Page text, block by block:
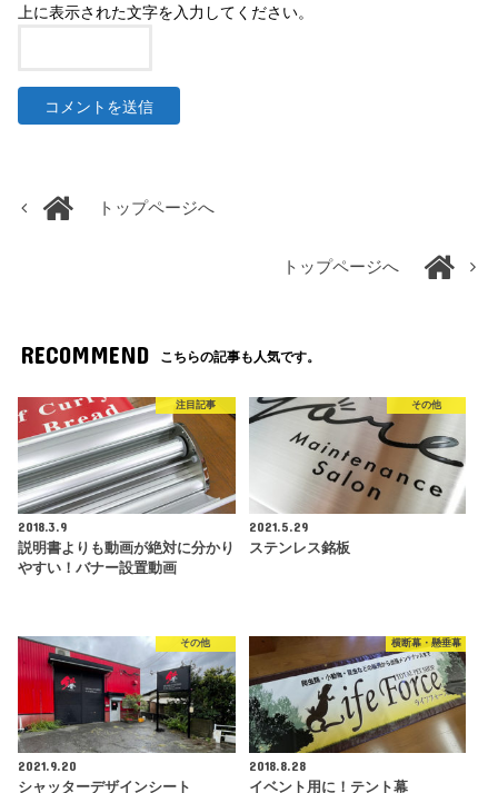
上に表示された文字を入力してください。
トップページへ
トップページへ
RECOMMEND こちらの記事も人気です。
注目記事
2018.3.9
説明書よりも動画が絶対に分かり
やすい！バナー設置動画
その他
2021.5.29
ステンレス銘板
その他
2021.9.20
シャッターデザインシート
横断幕・懸垂幕
2018.8.28
イベント用に！テント幕